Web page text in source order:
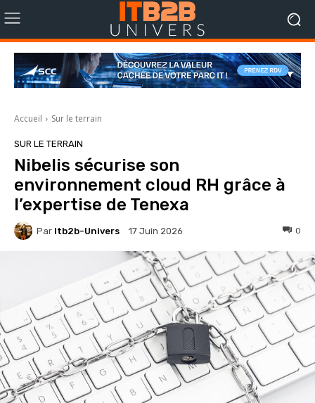
Accueil Sur le terrain
SUR LE TERRAIN
Nibelis sécurise son
environnement cloud RH grâce à
l’expertise de Tenexa
Par Itb2b-Univers 17 Juin 2026 0